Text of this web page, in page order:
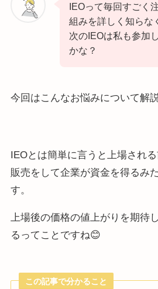
IEOって毎回すごく
組みを詳しく知らな
次のIEOは私も参加
かな？
今回はこんなお悩みについて解
IEOとは簡単に言うと上場され
販売をして企業が資金を得るみ
す。
上場後の価格の値上がりを期待
るってことですね😊
この記事で分かること